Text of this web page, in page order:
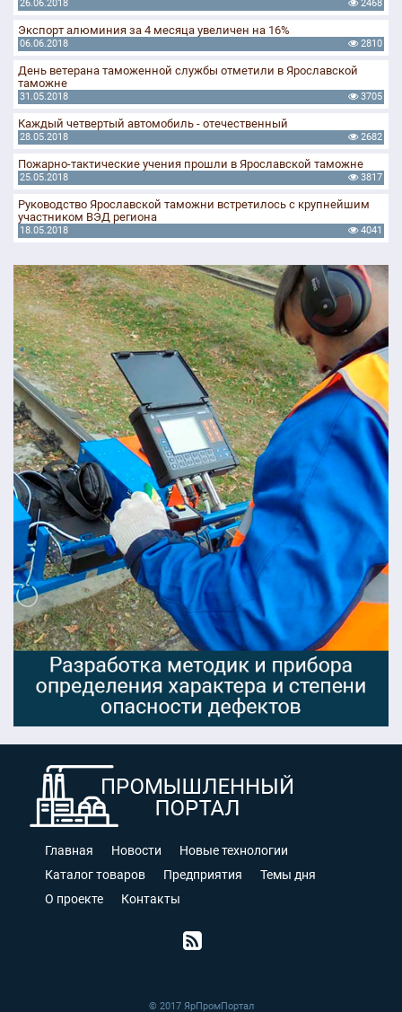
26.06.2018 2468
Экспорт алюминия за 4 месяца увеличен на 16%
06.06.2018 2810
День ветерана таможенной службы отметили в Ярославской
таможне
31.05.2018 3705
Каждый четвертый автомобиль - отечественный
28.05.2018 2682
Пожарно-тактические учения прошли в Ярославской таможне
25.05.2018 3817
Руководство Ярославской таможни встретилось с крупнейшим
участником ВЭД региона
18.05.2018 4041
Главная Новости
Новые технологии
Каталог товаров
Предприятия
Темы дня
О проекте
Контакты
© 2017 ЯрПромПортал